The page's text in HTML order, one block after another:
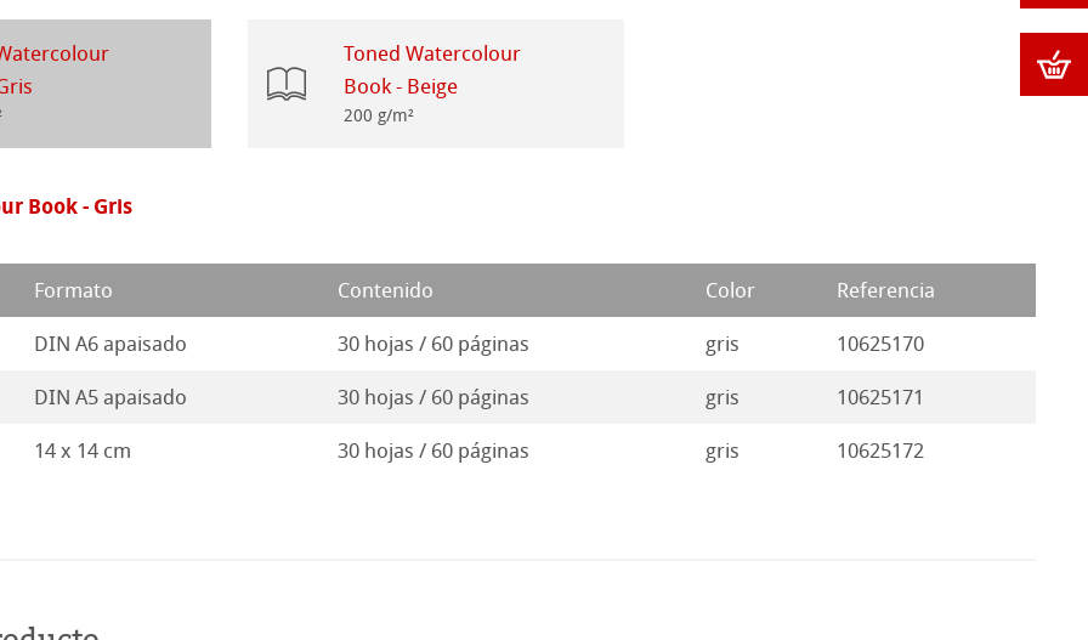
Stella
Toned Watercolour
Book - Beige
200 g/m²
Book - Gris
Formato Contenido Color Referencia
DIN A6 apaisado 30 hojas / 60 páginas gris 10625170
DIN A5 apaisado 30 hojas / 60 páginas gris 10625171
14 x 14 cm 30 hojas / 60 páginas gris 10625172